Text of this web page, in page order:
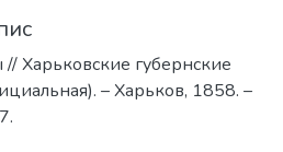
Харьковские губернские
– Харьков, 1858. –